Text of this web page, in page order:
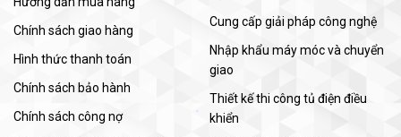
Chính sách giao hàng
Hình thức thanh toán
Chính sách bảo hành
Chính sách công nợ
Cung cấp giải pháp công nghệ
Nhập khẩu máy móc và chuyển
giao
Thiết kế thi công tủ điện điều
khiển